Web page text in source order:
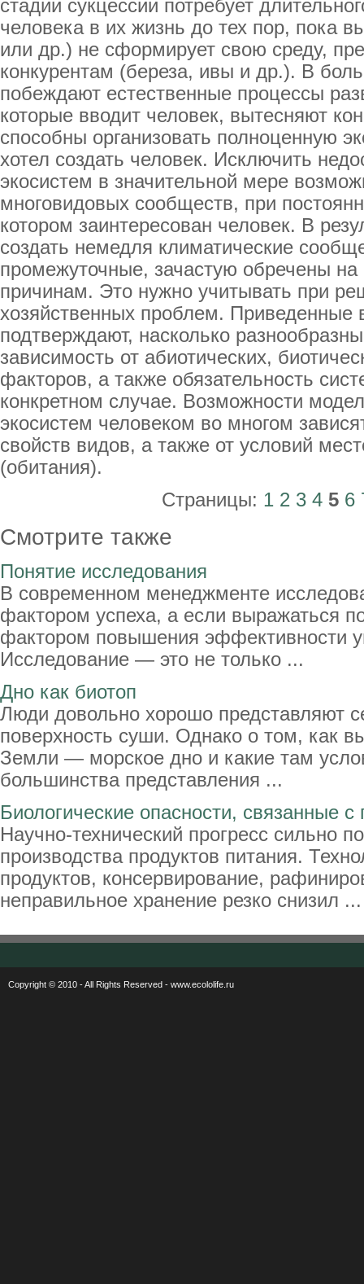
стадии сукцессии потребует
человека в их жизнь до тех пор, пока
или др.) не сформирует свою среду,
конкурентам (береза, ивы и др.). В
побеждают естественные процессы
которые вводит человек, вытесняют
способны организовать полноценную
хотел создать человек. Исключить
экосистем в значительной мере
многовидовых сообществ, при
котором заинтересован человек. В
создать немедля климатические
промежуточные, зачастую обречены
причинам. Это нужно учитывать при
хозяйственных проблем.
подтверждают, насколько
зависимость от абиотических,
факторов, а также обязательность
конкретном случае. Возможности
экосистем человеком во многом
свойств видов, а также от условий
(обитания).
Страницы: 1 2 3 4 5 6
Смотрите также
Понятие исследования
В современном менеджменте
фактором успеха, а если выражаться
фактором повышения эффективности
Исследование — это не только ...
Дно как биотоп
Люди довольно хорошо представляют
поверхность суши. Однако о том, как
Земли — морское дно и какие там
большинства представления ...
Биологические опасности, связанные
Научно-технический прогресс сильно
производства продуктов питания.
продуктов, консервирование,
неправильное хранение резко снизил ...
Copyright © 2010 - All Rights Reserved - www.ecololife.ru